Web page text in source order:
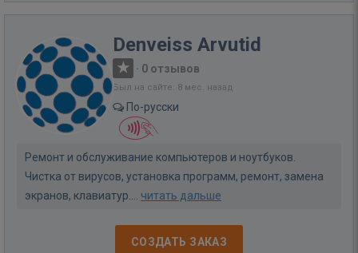
Denveiss Arvutid
· 0 отзывов
Был на сайте: 8 мес. назад
По-русски
Ремонт и обслуживание компьютеров и ноутбуков.
Чистка от вирусов, установка программ, ремонт, замена
экранов, клавиатур.... читать дальше
СОЗДАТЬ ЗАКАЗ